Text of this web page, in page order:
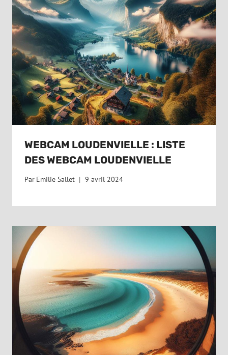
WEBCAM LOUDENVIELLE : LISTE
DES WEBCAM LOUDENVIELLE
Par Emilie Sallet 9 avril 2024